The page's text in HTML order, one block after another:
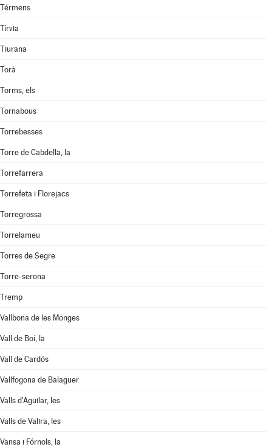
Térmens
Tírvia
Tiurana
Torà
Torms, els
Tornabous
Torrebesses
Torre de Cabdella, la
Torrefarrera
Torrefeta i Florejacs
Torregrossa
Torrelameu
Torres de Segre
Torre-serona
Tremp
Vallbona de les Monges
Vall de Boí, la
Vall de Cardós
Vallfogona de Balaguer
Valls d'Aguilar, les
Valls de Valira, les
Vansa i Fórnols, la